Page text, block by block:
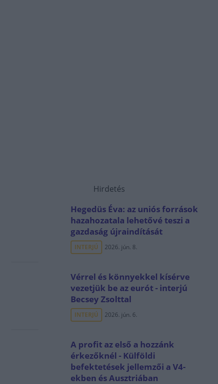
Hirdetés
Hegedüs Éva: az uniós források
hazahozatala lehetővé teszi a
gazdaság újraindítását
INTERJÚ 2026. jún. 8.
Vérrel és könnyekkel kísérve
vezetjük be az eurót - interjú
Becsey Zsolttal
INTERJÚ 2026. jún. 6.
A profit az első a hozzánk
érkezőknél - Külföldi
befektetések jellemzői a V4-
ekben és Ausztriában